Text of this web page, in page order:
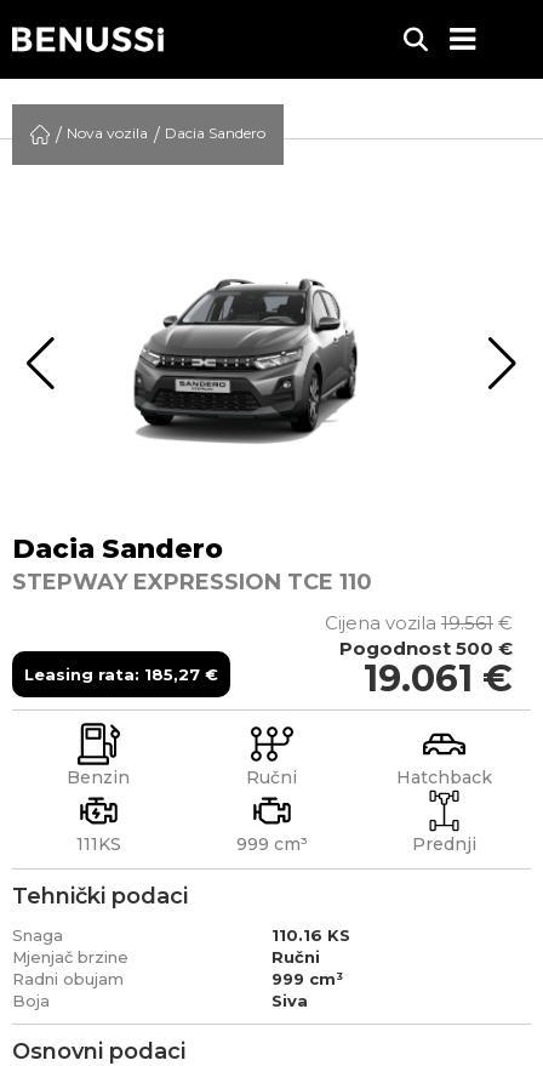
Nova vozila Dacia Sandero
Dacia Sandero
STEPWAY EXPRESSION TCE 110
Leasing rata: 185,27 €
Cijena vozila 19.561 €
Pogodnost 500 €
19.061 €
Benzin Ručni Hatchback
111KS 999 cm³ Prednji
Tehnički podaci
Snaga
110.16 KS
Mjenjač brzine
Ručni
Radni obujam
999 cm³
Boja
Siva
Osnovni podaci